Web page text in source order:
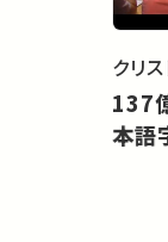
クリ
137
本語